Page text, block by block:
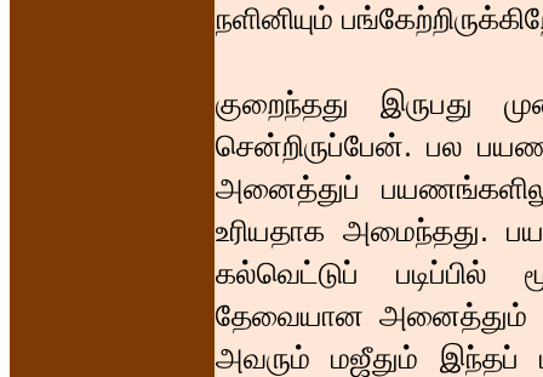
நளினியும்
குறைந்தது இருபது
சென்றிருப்பேன். பல
அனைத்துப்
உரியதாக அமைந்தது.
கல்வெட்டுப் படிப்பில்
தேவையான அனைத்தும்
அவரும் மஜீதும் இந்தப்